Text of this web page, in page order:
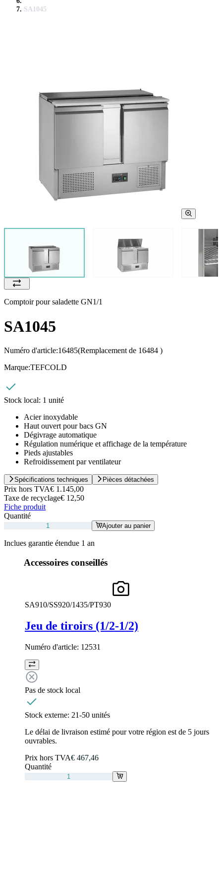
SA1045
Comptoir pour saladette GN1/1
SA1045
Numéro d'article:16485(Remplacement de 16484 )
Marque:TEFCOLD
Stock local: 1 unité
Acier inoxydable
Haut ouvert pour bacs GN
Dégivrage automatique
Régulation numérique et affichage de la température
Pieds ajustables
Refroidissement par ventilateur
Spécifications techniques Pièces détachées
Prix hors TVA€ 1.145,00
Taxe de recyclage€ 12,50
Fiche produit
Quantité
Ajouter au panier
Inclues garantie étendue 1 an
Accessoires conseillés
SA910/SS920/1435/PT930
Jeu de tiroirs (1/2-1/2)
Numéro d'article: 12531
Pas de stock local
Stock externe: 21-50 unités
Le délai de livraison estimé pour votre région est de 5 jours
ouvrables.
Prix hors TVA€ 467,46
Quantité